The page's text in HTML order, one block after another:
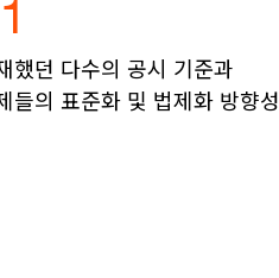
했던 다수의 공시 기준과
들의 표준화 및 법제화 방향성